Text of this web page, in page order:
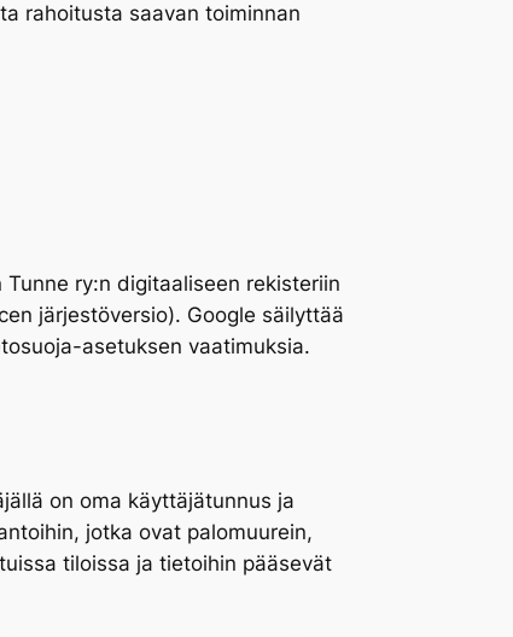
rahoitusta saavan toiminnan
ry:n digitaaliseen rekisteriin
järjestöversio). Google säilyttää
asetuksen vaatimuksia.
on oma käyttäjätunnus ja
jotka ovat palomuurein,
tiloissa ja tietoihin pääsevät